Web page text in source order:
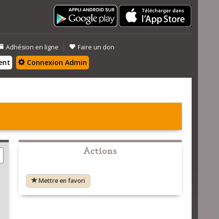
Adhésion en ligne | Faire un don
Connexion Admin
Actions
Mettre en favori